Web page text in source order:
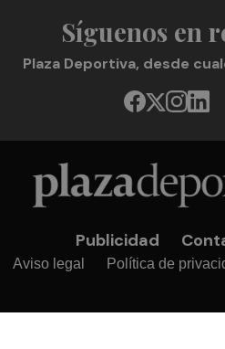
Síguenos en
Plaza Deportiva, desde
Publicidad
Aviso legal Política de